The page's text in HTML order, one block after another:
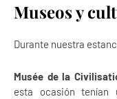
Museos y
Durante nuestra
Musée de la
esta ocasión tenían